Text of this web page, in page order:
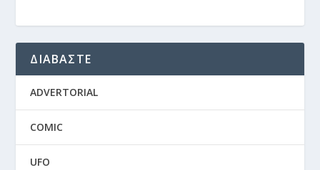
ΔΙΑΒΑΣΤΕ
ADVERTORIAL
COMIC
UFO